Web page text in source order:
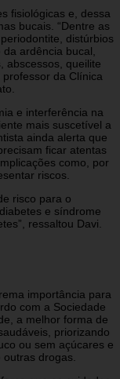
fisiológicas e, dessa
bucais. “Dentre as
distúrbios
ardência bucal,
abscessos, queilite
da Clínica
e interferência na
mais suscetível a
ainda alerta que
ficar atentas
como, por
riscos.
risco para o
e síndrome
ressaltou Davi.
importância para
com a Sociedade
a melhor forma de
priorizando
ou sem açúcares e
drogas.